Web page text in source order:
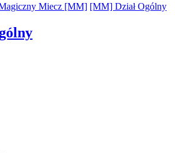
Miecz [MM] [MM] Dział Ogólny